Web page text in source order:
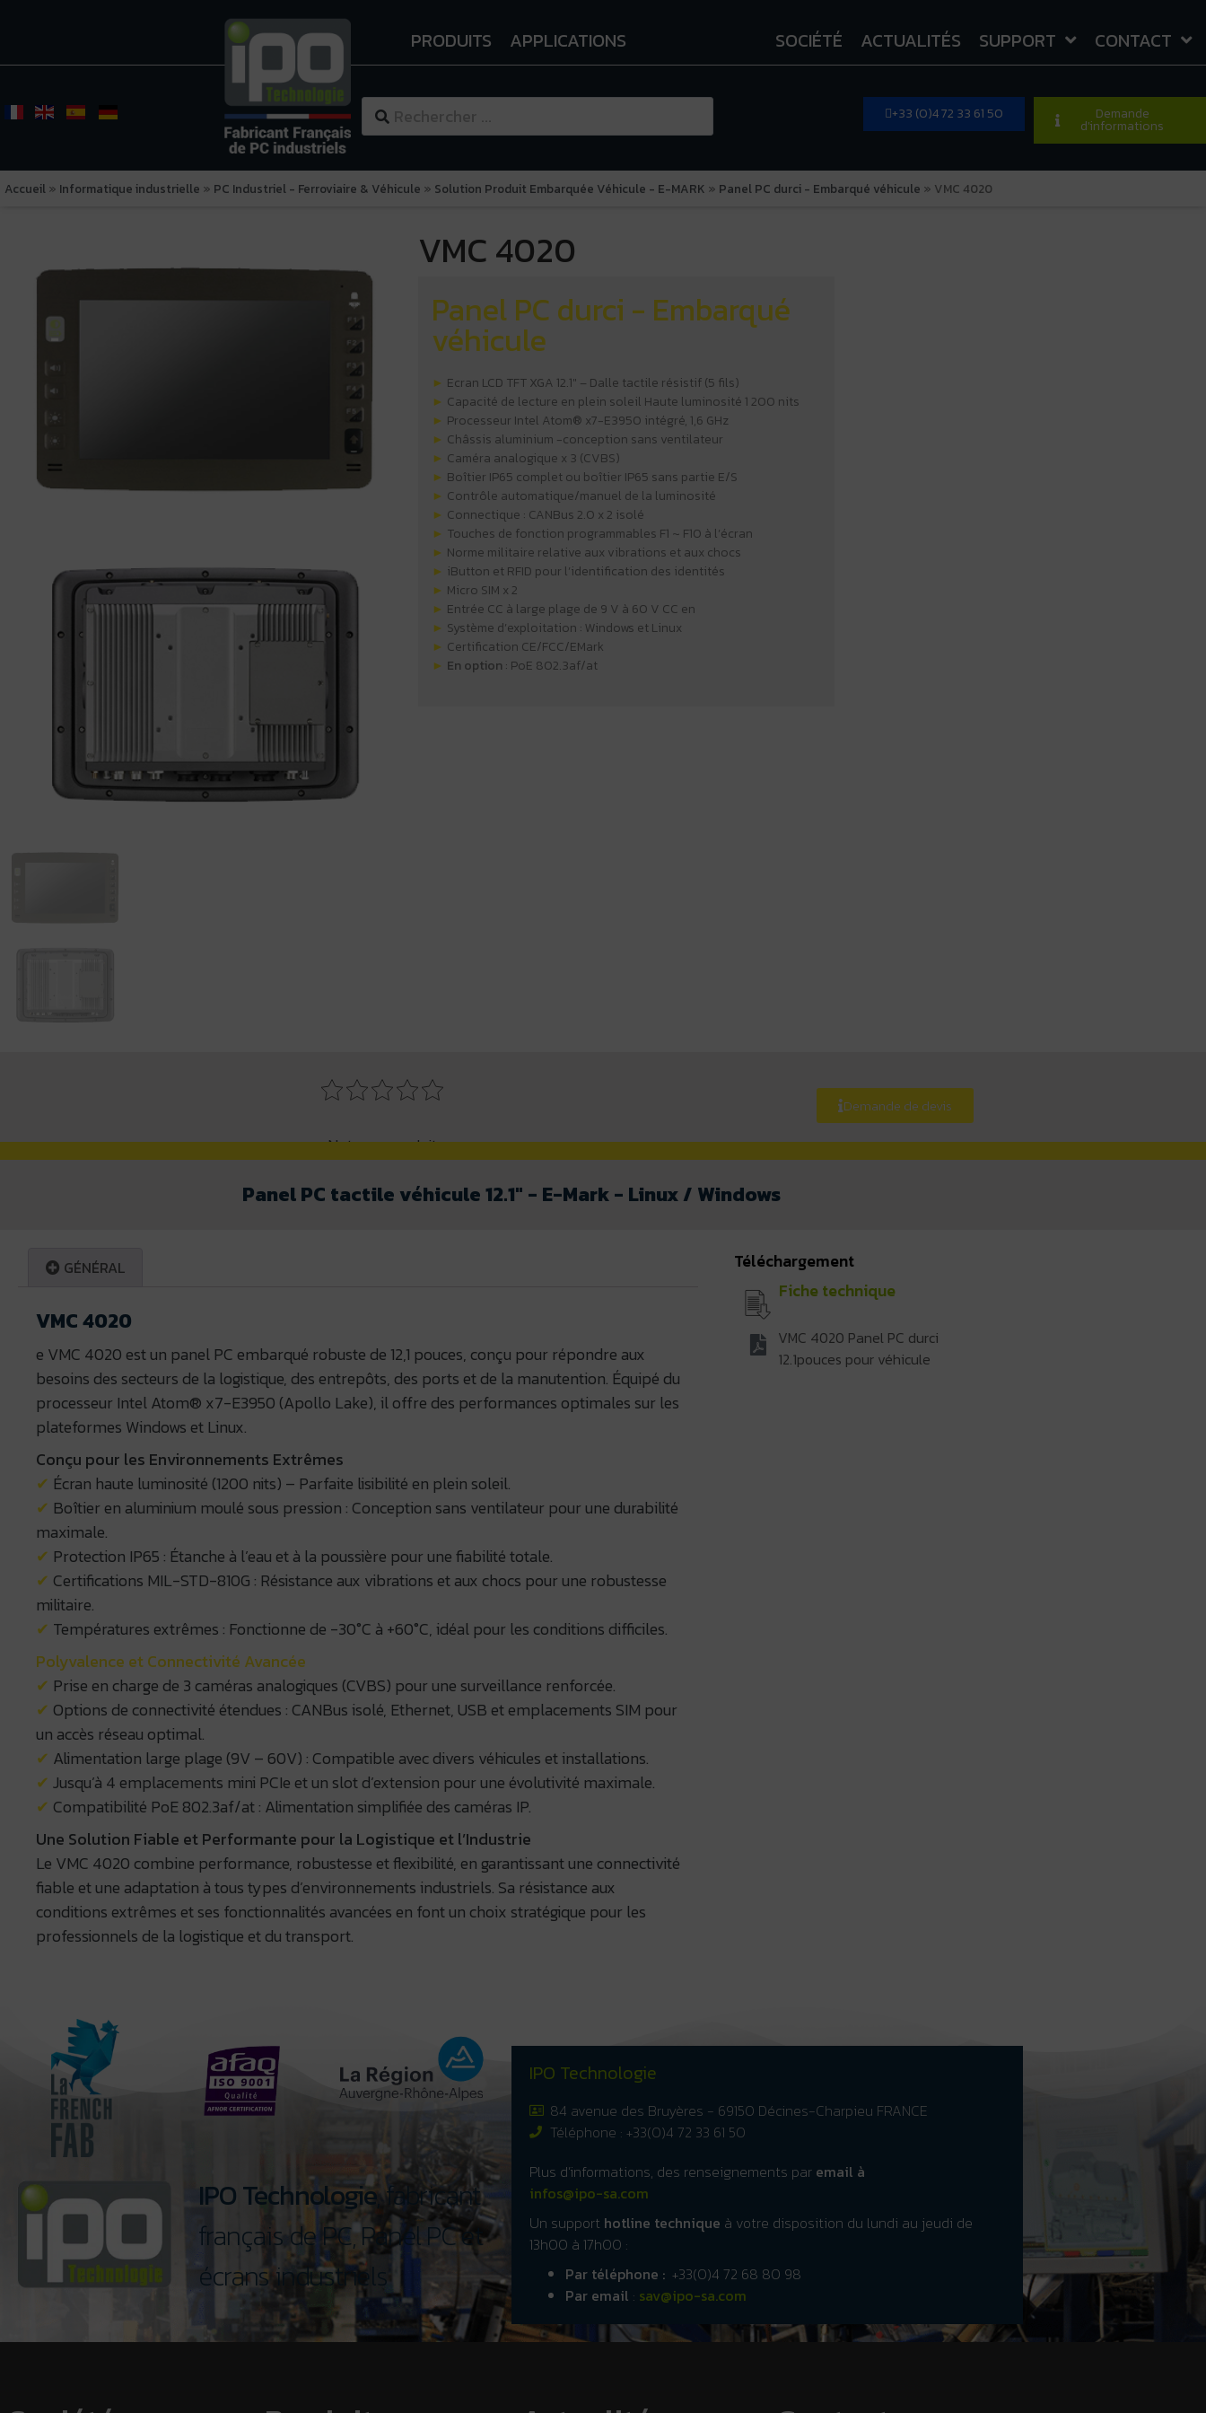
PRODUITS APPLICATIONS SOCIÉTÉ ACTUALITÉS SUPPORT CONTACT
+33 (0)4 72 33 61 50 Demande
d'informations
Accueil » Informatique industrielle » PC Industriel - Ferroviaire & Véhicule » Solution Produit Embarquée Véhicule - E-MARK » Panel PC durci - Embarqué véhicule » VMC 4020
VMC 4020
Panel PC durci - Embarqué
véhicule
► Ecran LCD TFT XGA 12.1″ – Dalle tactile résistif (5 fils)
► Capacité de lecture en plein soleil Haute luminosité 1 200 nits
► Processeur Intel Atom® x7-E3950 intégré, 1,6 GHz
► Châssis aluminium -conception sans ventilateur
► Caméra analogique x 3 (CVBS)
► Boîtier IP65 complet ou boîtier IP65 sans partie E/S
► Contrôle automatique/manuel de la luminosité
► Connectique : CANBus 2.0 x 2 isolé
► Touches de fonction programmables F1 ~ F10 à l’écran
► Norme militaire relative aux vibrations et aux chocs
► iButton et RFID pour l’identification des identités
► Micro SIM x 2
► Entrée CC à large plage de 9 V à 60 V CC en
► Système d’exploitation : Windows et Linux
► Certification CE/FCC/EMark
► En option : PoE 802.3af/at
Notez ce produit
Demande de devis
Panel PC tactile véhicule 12.1" - E-Mark - Linux / Windows
GÉNÉRAL
VMC 4020
e VMC 4020 est un panel PC embarqué robuste de 12,1 pouces, conçu pour répondre aux
besoins des secteurs de la logistique, des entrepôts, des ports et de la manutention. Équipé du
processeur Intel Atom® x7-E3950 (Apollo Lake), il offre des performances optimales sur les
plateformes Windows et Linux.
Conçu pour les Environnements Extrêmes
✔ Écran haute luminosité (1200 nits) – Parfaite lisibilité en plein soleil.
✔ Boîtier en aluminium moulé sous pression : Conception sans ventilateur pour une durabilité
maximale.
✔ Protection IP65 : Étanche à l’eau et à la poussière pour une fiabilité totale.
✔ Certifications MIL-STD-810G : Résistance aux vibrations et aux chocs pour une robustesse
militaire.
✔ Températures extrêmes : Fonctionne de -30°C à +60°C, idéal pour les conditions difficiles.
Polyvalence et Connectivité Avancée
✔ Prise en charge de 3 caméras analogiques (CVBS) pour une surveillance renforcée.
✔ Options de connectivité étendues : CANBus isolé, Ethernet, USB et emplacements SIM pour
un accès réseau optimal.
✔ Alimentation large plage (9V – 60V) : Compatible avec divers véhicules et installations.
✔ Jusqu’à 4 emplacements mini PCIe et un slot d’extension pour une évolutivité maximale.
✔ Compatibilité PoE 802.3af/at : Alimentation simplifiée des caméras IP.
Une Solution Fiable et Performante pour la Logistique et l’Industrie
Le VMC 4020 combine performance, robustesse et flexibilité, en garantissant une connectivité
fiable et une adaptation à tous types d’environnements industriels. Sa résistance aux
conditions extrêmes et ses fonctionnalités avancées en font un choix stratégique pour les
professionnels de la logistique et du transport.
Téléchargement
Fiche technique
VMC 4020 Panel PC durci
12.1pouces pour véhicule
IPO Technologie, fabricant
français de PC, Panel PC et
écrans industriels
IPO Technologie
84 avenue des Bruyères - 69150 Décines-Charpieu FRANCE
Téléphone : +33(0)4 72 33 61 50
Plus d’informations, des renseignements par email à
infos@ipo-sa.com
Un support hotline technique à votre disposition du lundi au jeudi de
13h00 à 17h00 :
Par téléphone : +33(0)4 72 68 80 98
Par email : sav@ipo-sa.com